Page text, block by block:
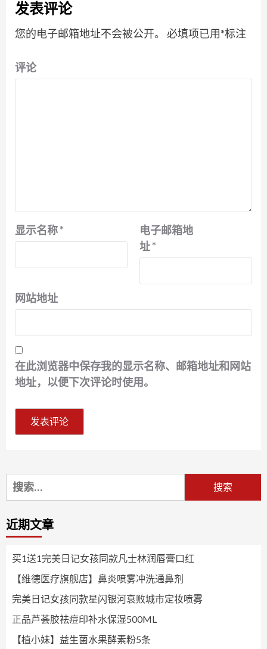
发表评论
您的电子邮箱地址不会被公开。 必填项已用*标注
评论
显示名称*
电子邮箱地
址*
网站地址
在此浏览器中保存我的显示名称、邮箱地址和网站
地址，以便下次评论时使用。
搜
索：
近期文章
买1送1完美日记女孩同款凡士林润唇膏口红
【维德医疗旗舰店】鼻炎喷雾冲洗通鼻剂
完美日记女孩同款星闪银河衰败城市定妆喷雾
正品芦荟胶祛痘印补水保湿500ML
【植小妹】益生菌水果酵素粉5条